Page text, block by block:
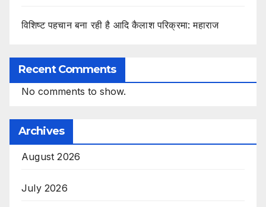
विशिष्ट पहचान बना रही है आदि कैलाश परिक्रमा: महाराज
Recent Comments
No comments to show.
Archives
August 2026
July 2026